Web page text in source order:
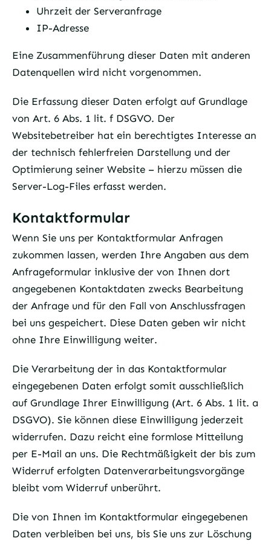
Uhrzeit der Serveranfrage
IP-Adresse
Eine Zusammenführung dieser Daten mit anderen
Datenquellen wird nicht vorgenommen.
Die Erfassung dieser Daten erfolgt auf Grundlage
von Art. 6 Abs. 1 lit. f DSGVO. Der
Websitebetreiber hat ein berechtigtes Interesse an
der technisch fehlerfreien Darstellung und der
Optimierung seiner Website – hierzu müssen die
Server-Log-Files erfasst werden.
Kontaktformular
Wenn Sie uns per Kontaktformular Anfragen
zukommen lassen, werden Ihre Angaben aus dem
Anfrageformular inklusive der von Ihnen dort
angegebenen Kontaktdaten zwecks Bearbeitung
der Anfrage und für den Fall von Anschlussfragen
bei uns gespeichert. Diese Daten geben wir nicht
ohne Ihre Einwilligung weiter.
Die Verarbeitung der in das Kontaktformular
eingegebenen Daten erfolgt somit ausschließlich
auf Grundlage Ihrer Einwilligung (Art. 6 Abs. 1 lit. a
DSGVO). Sie können diese Einwilligung jederzeit
widerrufen. Dazu reicht eine formlose Mitteilung
per E-Mail an uns. Die Rechtmäßigkeit der bis zum
Widerruf erfolgten Datenverarbeitungsvorgänge
bleibt vom Widerruf unberührt.
Die von Ihnen im Kontaktformular eingegebenen
Daten verbleiben bei uns, bis Sie uns zur Löschung